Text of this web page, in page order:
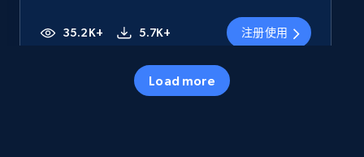
35.2K+ 5.7K+ 注册使用
Load more